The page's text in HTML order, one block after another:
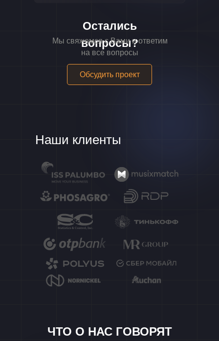
Обсудить проект
Остались
вопросы?
Мы свяжемся с Вами и ответим
на все вопросы
Наши клиенты
ЧТО О НАС ГОВОРЯТ